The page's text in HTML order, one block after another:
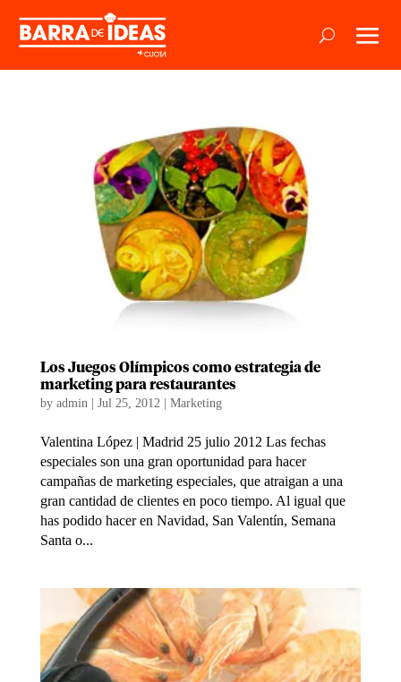
Los Juegos Olímpicos como estrategia de
marketing para restaurantes
by admin| Jul 25, 2012| Marketing
Valentina López | Madrid 25 julio 2012 Las fechas
especiales son una gran oportunidad para hacer
campañas de marketing especiales, que atraigan a una
gran cantidad de clientes en poco tiempo. Al igual que
has podido hacer en Navidad, San Valentín, Semana
Santa o...